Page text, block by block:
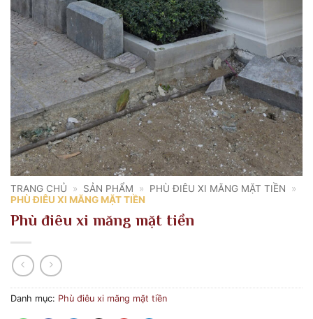
TRANG CHỦ » SẢN PHẨM » PHÙ ĐIÊU XI MĂNG MẶT TIỀN
»
PHÙ ĐIÊU XI MĂNG MẶT TIỀN
Phù điêu xi măng mặt tiền
Danh mục: Phù điêu xi măng mặt tiền